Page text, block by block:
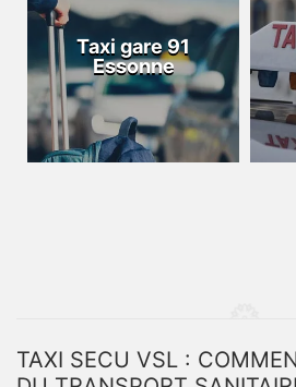
Taxi gare 91
Essonne
TAXI SECU VSL :